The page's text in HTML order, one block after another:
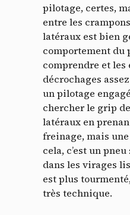
pilotage, certes,
entre les
latéraux est bien
comportement du
comprendre et les
décrochages
un pilotage
chercher le grip
latéraux en
freinage, mais
cela, c’est un
dans les virages
est plus
très technique.